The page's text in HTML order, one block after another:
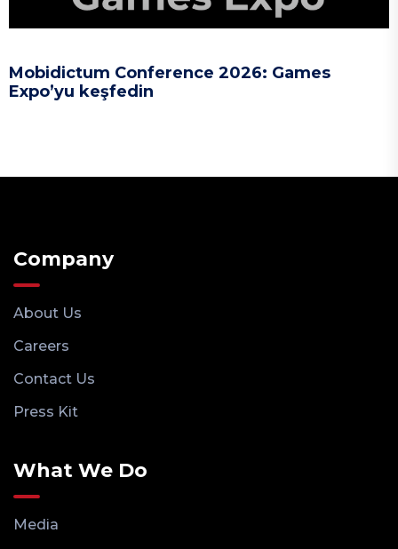
Mobidictum Conference 2026: Games
Expo’yu keşfedin
Company
About Us
Careers
Contact Us
Press Kit
What We Do
Media